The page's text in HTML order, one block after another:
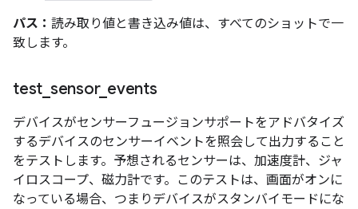
パス： 読み取り値と書き込み値は、すべてのショットで一
致します。
test sensor_ events
デバイスがセンサーフュージョンサポートをアドバタイズ
するデバイスのセンサーイベントを照会して出力すること
をテストします。予想されるセンサーは、加速度計、ジャ
イロスコープ、磁力計です。このテストは、画面がオンに
なっている場合、つまりデバイスがスタンバイモードにな